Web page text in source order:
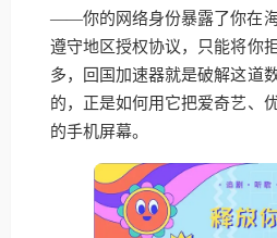
——你的网络身份暴露了你在
遵守地区授权协议，只能将你
多，回国加速器就是破解这道
的，正是如何用它把爱奇艺、
的手机屏幕。